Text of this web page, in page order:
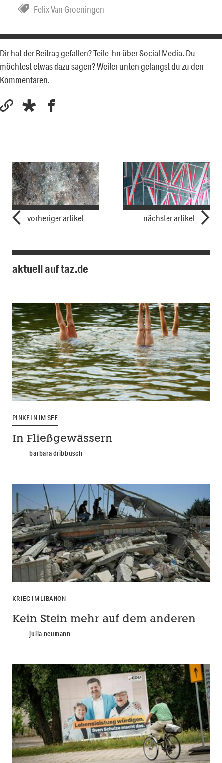
Felix Van Groeningen
Dir hat der Beitrag gefallen? Teile ihn über Social Media. Du
möchtest etwas dazu sagen? Weiter unten gelangst du zu den
Kommentaren.
vorheriger artikel nächster artikel
aktuell auf taz.de
PINKELN IM SEE
In Fließgewässern
barbara dribbusch
KRIEG IM LIBANON
Kein Stein mehr auf dem anderen
julia neumann